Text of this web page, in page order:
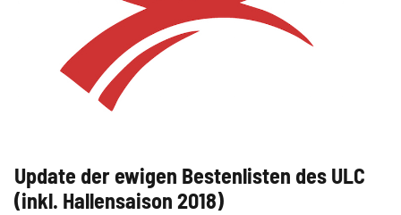
Update der ewigen Bestenlisten des ULC
(inkl. Hallensaison 2018)